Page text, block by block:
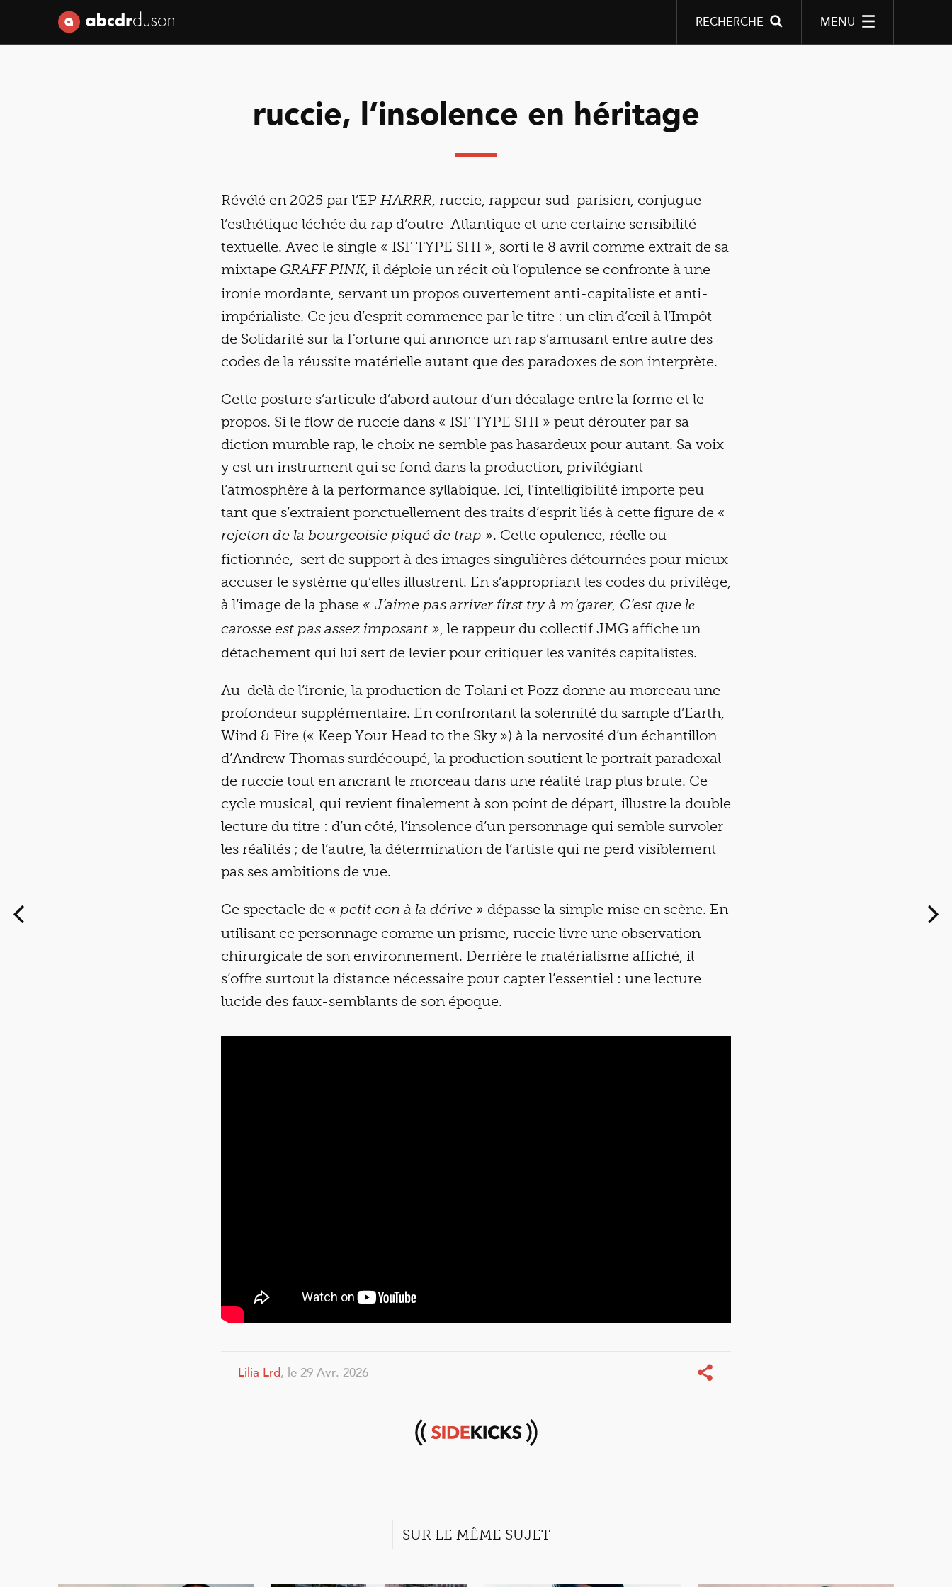
MENU
RECHERCHE
Abcdr du Son
ruccie, l’insolence en héritage
Révélé en 2025 par l’EP HARRR, ruccie, rappeur sud-parisien, conjugue
l’esthétique léchée du rap d’outre-Atlantique et une certaine sensibilité
textuelle. Avec le single « ISF TYPE SHI », sorti le 8 avril comme extrait de sa
mixtape GRAFF PINK, il déploie un récit où l’opulence se confronte à une
ironie mordante, servant un propos ouvertement anti-capitaliste et anti-
impérialiste. Ce jeu d’esprit commence par le titre : un clin d’œil à l’Impôt
de Solidarité sur la Fortune qui annonce un rap s’amusant entre autre des
codes de la réussite matérielle autant que des paradoxes de son interprète.
Cette posture s’articule d’abord autour d’un décalage entre la forme et le
propos. Si le flow de ruccie dans « ISF TYPE SHI » peut dérouter par sa
diction mumble rap, le choix ne semble pas hasardeux pour autant. Sa voix
y est un instrument qui se fond dans la production, privilégiant
l’atmosphère à la performance syllabique. Ici, l’intelligibilité importe peu
tant que s’extraient ponctuellement des traits d’esprit liés à cette figure de «
rejeton de la bourgeoisie piqué de trap ». Cette opulence, réelle ou
fictionnée, sert de support à des images singulières détournées pour mieux
accuser le système qu’elles illustrent. En s’appropriant les codes du privilège,
à l’image de la phase « J’aime pas arrivеr first try à m’garer, C’est que lе
carosse est pas assez imposant », le rappeur du collectif JMG affiche un
détachement qui lui sert de levier pour critiquer les vanités capitalistes.
Au-delà de l’ironie, la production de Tolani et Pozz donne au morceau une
profondeur supplémentaire. En confrontant la solennité du sample d’Earth,
Wind & Fire (« Keep Your Head to the Sky ») à la nervosité d’un échantillon
d’Andrew Thomas surdécoupé, la production soutient le portrait paradoxal
de ruccie tout en ancrant le morceau dans une réalité trap plus brute. Ce
cycle musical, qui revient finalement à son point de départ, illustre la double
lecture du titre : d’un côté, l’insolence d’un personnage qui semble survoler
les réalités ; de l’autre, la détermination de l’artiste qui ne perd visiblement
pas ses ambitions de vue.
Ce spectacle de « petit con à la dérive » dépasse la simple mise en scène. En
utilisant ce personnage comme un prisme, ruccie livre une observation
chirurgicale de son environnement. Derrière le matérialisme affiché, il
s’offre surtout la distance nécessaire pour capter l’essentiel : une lecture
lucide des faux-semblants de son époque.
Lilia Lrd, le 29 Avr. 2026
SUR LE MÊME SUJET